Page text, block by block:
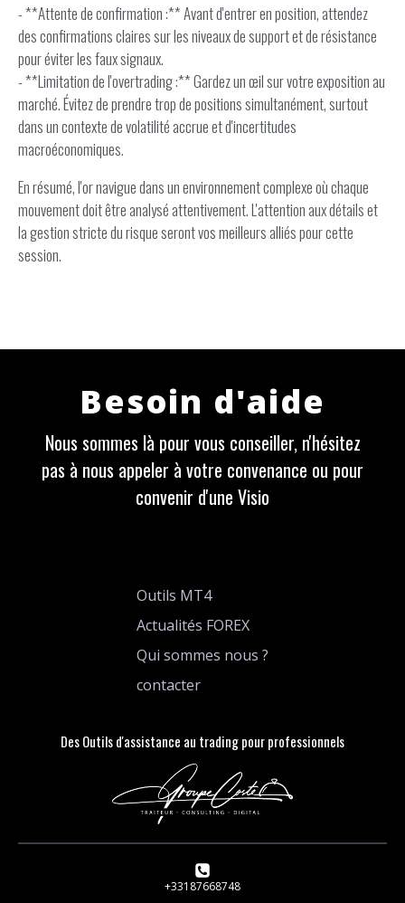
- **Attente de confirmation :** Avant d'entrer en position, attendez
des confirmations claires sur les niveaux de support et de résistance
pour éviter les faux signaux.
- **Limitation de l'overtrading :** Gardez un œil sur votre exposition au
marché. Évitez de prendre trop de positions simultanément, surtout
dans un contexte de volatilité accrue et d'incertitudes
macroéconomiques.
En résumé, l'or navigue dans un environnement complexe où chaque
mouvement doit être analysé attentivement. L'attention aux détails et
la gestion stricte du risque seront vos meilleurs alliés pour cette
session.
Besoin d'aide
Nous sommes là pour vous conseiller, n'hésitez
pas à nous appeler à votre convenance ou pour
convenir d'une Visio
Outils MT4
Actualités FOREX
Qui sommes nous ?
contacter
Des Outils d'assistance au trading pour professionnels
+33187668748